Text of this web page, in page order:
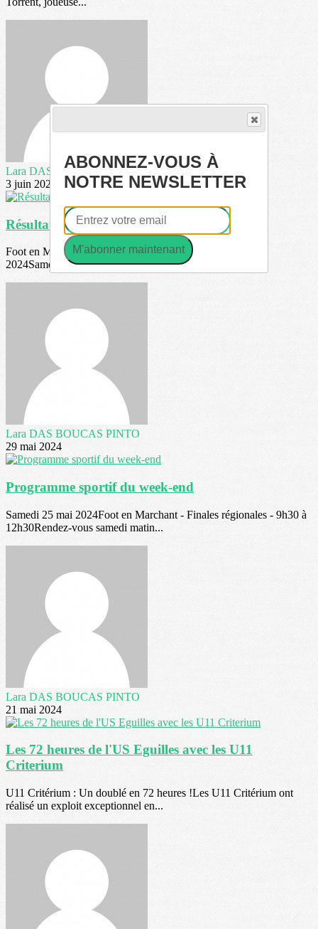
Lara DAS BOUCAS PINTO
3 juin 2024
Résultats sportifs du week-end
Foot en Marchant - Finales régionales du samedi 25 mai
2024Samedi matin l'équipe de foot en...
Lara DAS BOUCAS PINTO
29 mai 2024
Programme sportif du week-end
Samedi 25 mai 2024Foot en Marchant - Finales régionales - 9h30 à
12h30Rendez-vous samedi matin...
Lara DAS BOUCAS PINTO
21 mai 2024
Les 72 heures de l'US Eguilles avec les U11
Criterium
U11 Critérium : Un doublé en 72 heures !Les U11 Critérium ont
réalisé un exploit exceptionnel en...
ABONNEZ-VOUS À
NOTRE NEWSLETTER
M'abonner maintenant